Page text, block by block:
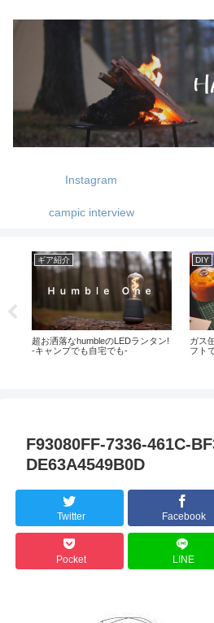
Instagram
campic interview
ギア紹介
超お洒落なhumbleのLEDランタン!
-キャンプでも自宅でも-
DIY
ガス
フト
F93080FF-7336-461C-
DE63A4549B0D
Twitter Facebook
Pocket LINE